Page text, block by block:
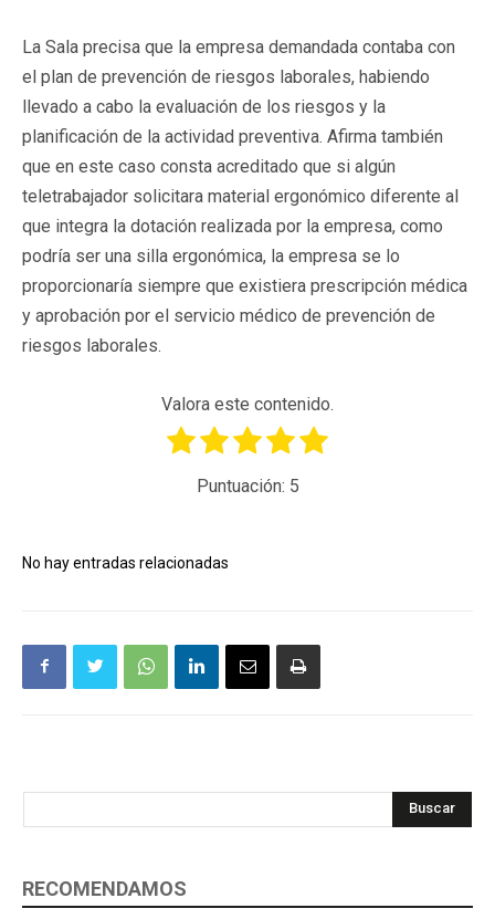
La Sala precisa que la empresa demandada contaba con
el plan de prevención de riesgos laborales, habiendo
llevado a cabo la evaluación de los riesgos y la
planificación de la actividad preventiva. Afirma también
que en este caso consta acreditado que si algún
teletrabajador solicitara material ergonómico diferente al
que integra la dotación realizada por la empresa, como
podría ser una silla ergonómica, la empresa se lo
proporcionaría siempre que existiera prescripción médica
y aprobación por el servicio médico de prevención de
riesgos laborales.
Valora este contenido.
Puntuación: 5
No hay entradas relacionadas
Buscar
RECOMENDAMOS